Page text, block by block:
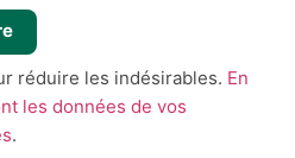
réduire les indésirables. En
les données de vos
.